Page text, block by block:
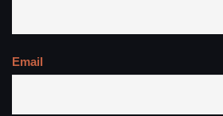
Email